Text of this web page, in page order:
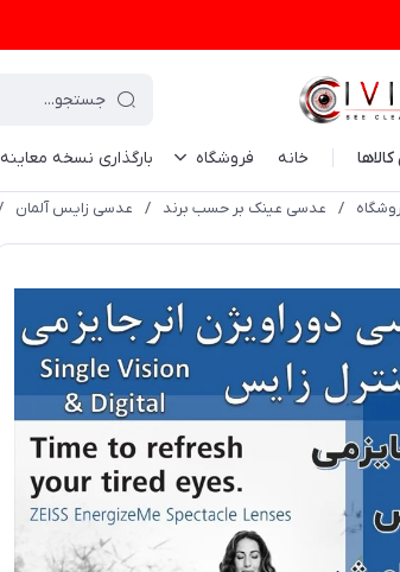
خانه فروشگاه بارگذاری نسخه
/ عدسی عینک بر حسب برند / عدسی زایس آلمان